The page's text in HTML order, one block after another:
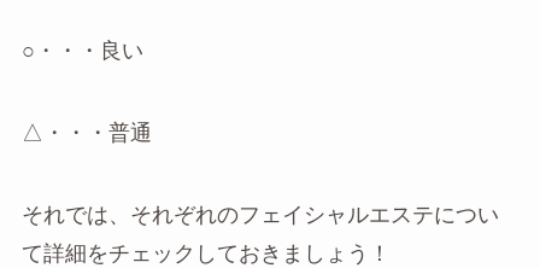
○・・・良い
△・・・普通
それでは、それぞれのフェイシャルエステについ
て詳細をチェックしておきましょう！